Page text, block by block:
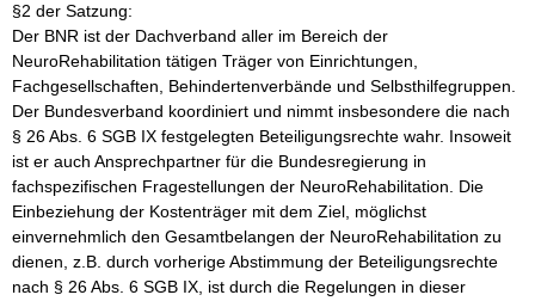
§2 der Satzung:
Der BNR ist der Dachverband aller im Bereich der
NeuroRehabilitation tätigen Träger von Einrichtungen,
Fachgesellschaften, Behindertenverbände und Selbsthilfegruppen.
Der Bundesverband koordiniert und nimmt insbesondere die nach
§ 26 Abs. 6 SGB IX festgelegten Beteiligungsrechte wahr. Insoweit
ist er auch Ansprechpartner für die Bundesregierung in
fachspezifischen Fragestellungen der NeuroRehabilitation. Die
Einbeziehung der Kostenträger mit dem Ziel, möglichst
einvernehmlich den Gesamtbelangen der NeuroRehabilitation zu
dienen, z.B. durch vorherige Abstimmung der Beteiligungsrechte
nach § 26 Abs. 6 SGB IX, ist durch die Regelungen in dieser